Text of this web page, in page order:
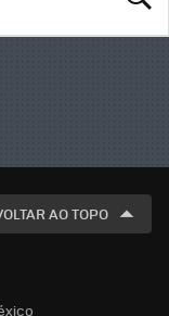
AO TOPO